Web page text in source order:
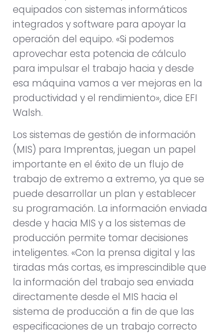
equipados con sistemas informáticos
integrados y software para apoyar la
operación del equipo. «Si podemos
aprovechar esta potencia de cálculo
para impulsar el trabajo hacia y desde
esa máquina vamos a ver mejoras en la
productividad y el rendimiento», dice EFI
Walsh.
Los sistemas de gestión de información
(MIS) para Imprentas, juegan un papel
importante en el éxito de un flujo de
trabajo de extremo a extremo, ya que se
puede desarrollar un plan y establecer
su programación. La información enviada
desde y hacia MIS y a los sistemas de
producción permite tomar decisiones
inteligentes. «Con la prensa digital y las
tiradas más cortas, es imprescindible que
la información del trabajo sea enviada
directamente desde el MIS hacia el
sistema de producción a fin de que las
especificaciones de un trabajo correcto